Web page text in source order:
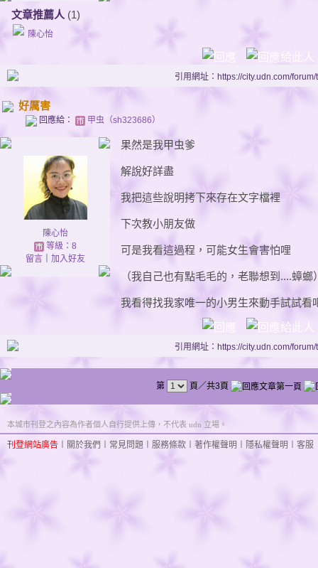
文章推薦人 (1)
陳心怡
引用網址：https://city.udn.com/
好厲害
回應給： 甲虫（sh323686）
陳心怡
等級：8
留言｜ 加入好友
果然是我甲虫爹
解說好詳盡
我把這些說明拷下來存在文字檔裡
下次教小朋友做
可是我看這過程，可能女生會害怕哩
（我自己也有點毛毛的，老聯想到....蟑螂
我看得找我家唯一的小男生來動手試試看
引用網址：https://city.udn.com/
第 頁／共3頁
本城市刊登之內容為作者個人自行提供上傳，不代表 udn 立場。
刊登網站廣告 關於我們 常見問題 服務條款 著作權聲明 隱私權聲明 客服